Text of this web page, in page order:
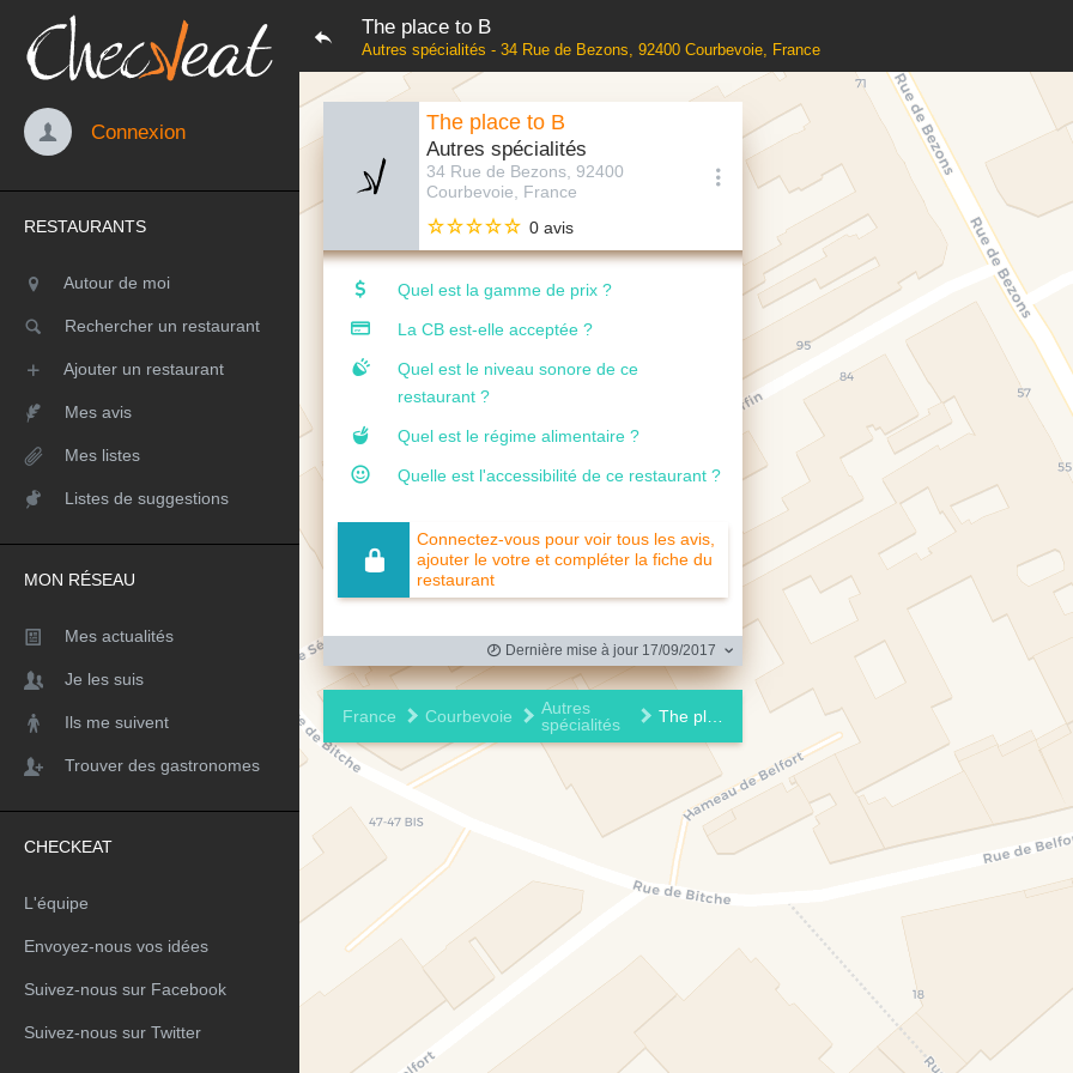
The place to B
Autres spécialités - 34 Rue de Bezons, 92400 Courbevoie, France
Connexion
RESTAURANTS
Autour de moi
Rechercher un restaurant
Ajouter un restaurant
Mes avis
Mes listes
Listes de suggestions
MON RÉSEAU
Mes actualités
Je les suis
Ils me suivent
Trouver des gastronomes
CHECKEAT
L'équipe
Envoyez-nous vos idées
Suivez-nous sur Facebook
Suivez-nous sur Twitter
The place to B
Autres spécialités
34 Rue de Bezons, 92400
Courbevoie, France
0 avis
Quel est la gamme de prix ?
La CB est-elle acceptée ?
Quel est le niveau sonore de ce
restaurant ?
Quel est le régime alimentaire ?
Quelle est l'accessibilité de ce restaurant ?
Connectez-vous pour voir tous les avis,
ajouter le votre et compléter la fiche du
restaurant
Dernière mise à jour 17/09/2017
France Courbevoie
Autres
spécialités